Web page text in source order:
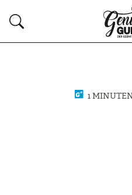
Suchen
Zurück
zur
1